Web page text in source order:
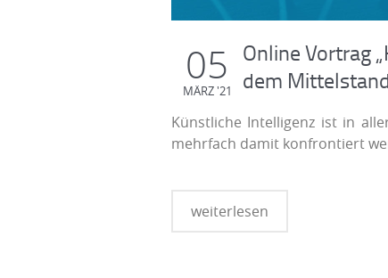
05
MÄRZ '21
Online Vortrag
dem
Künstliche Intelligenz ist in
mehrfach damit konfrontiert
weiterlesen